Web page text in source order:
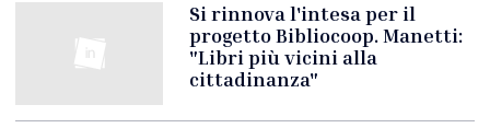
Si rinnova l'intesa per il
progetto Bibliocoop. Manetti:
"Libri più vicini alla
cittadinanza"